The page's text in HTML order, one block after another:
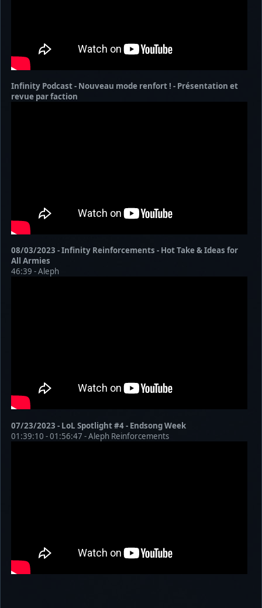
Infinity Podcast - Nouveau mode renfort ! - Présentation et
revue par faction
08/03/2023 - Infinity Reinforcements - Hot Take & Ideas for
All Armies
46:39 - Aleph
07/23/2023 - LoL Spotlight #4 - Endsong Week
01:39:10 - 01:56:47 - Aleph Reinforcements